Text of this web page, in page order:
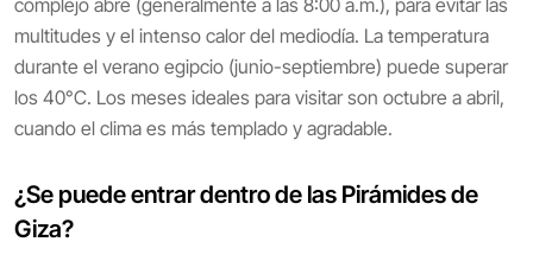
complejo abre (generalmente a las 8:00 a.m.), para evitar las
multitudes y el intenso calor del mediodía. La temperatura
durante el verano egipcio (junio-septiembre) puede superar
los 40°C. Los meses ideales para visitar son octubre a abril,
cuando el clima es más templado y agradable.
¿Se puede entrar dentro de las Pirámides de
Giza?